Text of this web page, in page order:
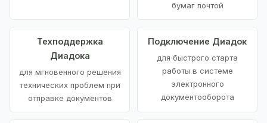
бумаг почтой
Техподдержка
Диадока
для мгновенного решения
технических проблем при
отправке документов
Подключение Диадок
для быстрого старта
работы в системе
электронного
документооборота